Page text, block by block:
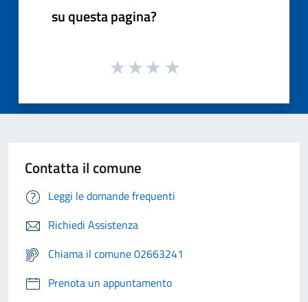
su questa pagina?
Contatta il comune
Leggi le domande frequenti
Richiedi Assistenza
Chiama il comune 02663241
Prenota un appuntamento